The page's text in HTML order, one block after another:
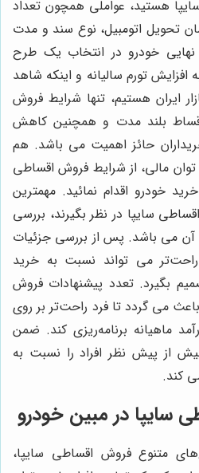
هستید، عواملی همچون تعداد
تحویل اتومبیل، نوع سند و مدت
خودرو در انتخاب یک طرح
افزایش تورم سالیانه و اینکه شاهد
ایران هستیم، تنها شرایط فروش
بلند مدت و همچنین کاهش
حائز اهمیت می باشد. هم
مالی، از شرایط فروش اقساطی
خودرو اقدام نمائید. مهمترین
سایپا در نظر بگیرند، بررسی
آن می باشد. پس از بررسی جزئیات
می تواند نسبت به خرید
بگیرد. تعدد پیشنهادات فروش
می گردد تا فرد راحت‌تر بر روی
ماهیانه برنامه‌ریزی کند. ضمن
از پیش نظر افراد را نسبت به
کند.
سایپا در مبین خودرو
متنوع فروش اقساطی سایپا،